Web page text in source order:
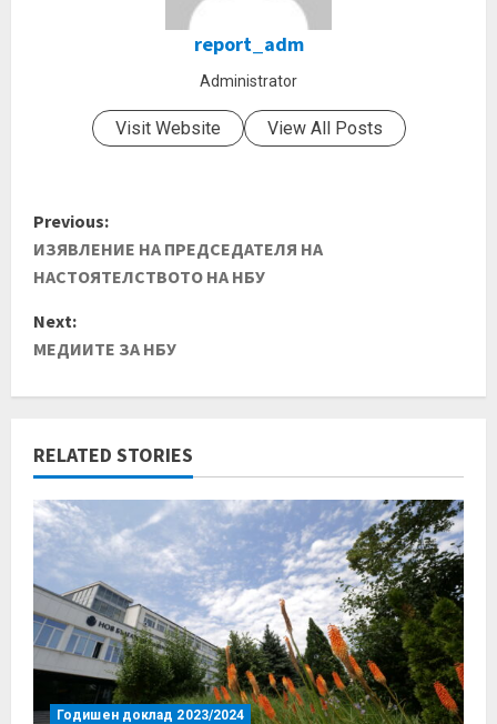
report_adm
Administrator
Visit Website View All Posts
Previous:
ИЗЯВЛЕНИЕ НА ПРЕДСЕДАТЕЛЯ НА
НАСТОЯТЕЛСТВОТО НА НБУ
Next:
МЕДИИТЕ ЗА НБУ
RELATED STORIES
Годишен доклад 2023/2024